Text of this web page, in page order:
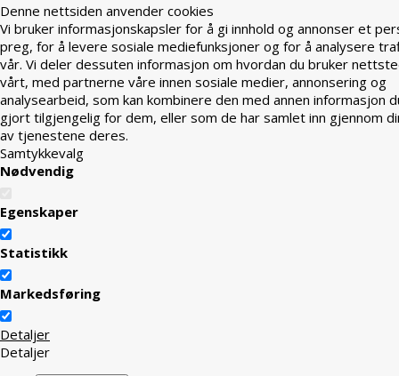
Denne nettsiden anvender cookies
Vi bruker informasjonskapsler for å gi innhold og annonser et
preg, for å levere sosiale mediefunksjoner og for å analysere
vår. Vi deler dessuten informasjon om hvordan du bruker
vårt, med partnerne våre innen sosiale medier, annonsering og
analysearbeid, som kan kombinere den med annen informasjon
gjort tilgjengelig for dem, eller som de har samlet inn gjennom
av tjenestene deres.
Samtykkevalg
Nødvendig
Egenskaper
Statistikk
Markedsføring
Detaljer
Detaljer